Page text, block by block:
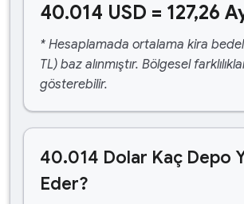
40.014 USD = 127,26
* Hesaplamada ortalama kira
TL) baz alınmıştır. Bölgesel
gösterebilir.
40.014 Dolar Kaç Depo
Eder?